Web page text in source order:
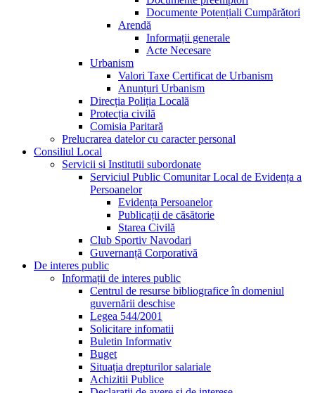
Documente Potențiali Cumpărători
Arendă
Informații generale
Acte Necesare
Urbanism
Valori Taxe Certificat de Urbanism
Anunțuri Urbanism
Direcția Poliția Locală
Protecția civilă
Comisia Paritară
Prelucrarea datelor cu caracter personal
Consiliul Local
Servicii si Institutii subordonate
Serviciul Public Comunitar Local de Evidența a
Persoanelor
Evidența Persoanelor
Publicații de căsătorie
Starea Civilă
Club Sportiv Navodari
Guvernanță Corporativă
De interes public
Informații de interes public
Centrul de resurse bibliografice în domeniul
guvernării deschise
Legea 544/2001
Solicitare infomatii
Buletin Informativ
Buget
Situația drepturilor salariale
Achizitii Publice